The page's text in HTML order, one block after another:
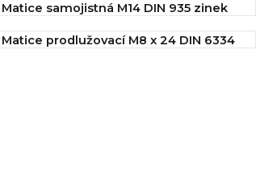
Koupit
IHNED k odeslání
3,60 Kč
Matice samojistná M14 DIN 935 zinek
IHNED k odeslání
Matice prodlužovací M8 x 24 DIN 6334